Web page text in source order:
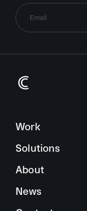
Work
Solutions
About
News